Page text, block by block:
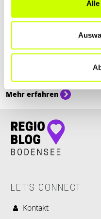
Alle
Sport & Freizeit
Endlich wieder Fasnet: Wo
ausgiebig in Friedrichshafen
wir hier.
Mehr erfahren
LET'S CONNECT
Kontakt